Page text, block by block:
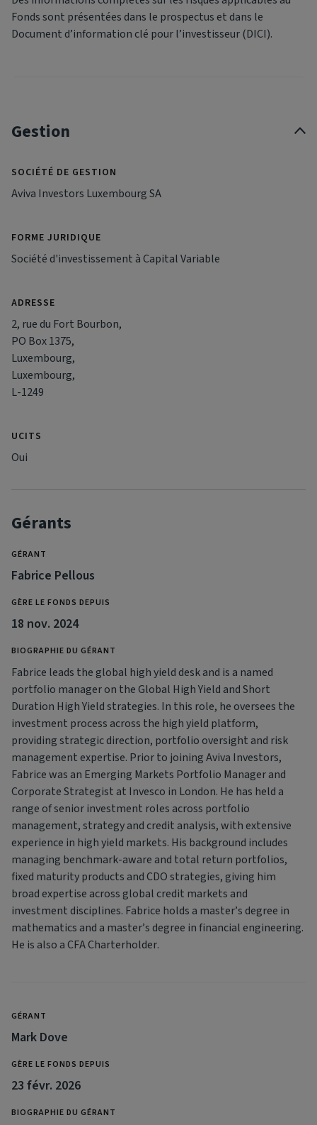
Fonds sont présentées dans le prospectus et dans le
Document d’information clé pour l’investisseur (DICI).
Gestion
SOCIÉTÉ DE GESTION
Aviva Investors Luxembourg SA
FORME JURIDIQUE
Société d'investissement à Capital Variable
ADRESSE
2, rue du Fort Bourbon,
PO Box 1375,
Luxembourg,
Luxembourg,
L-1249
UCITS
Oui
Gérants
GÉRANT
Fabrice Pellous
GÈRE LE FONDS DEPUIS
18 nov. 2024
BIOGRAPHIE DU GÉRANT
Fabrice leads the global high yield desk and is a named
portfolio manager on the Global High Yield and Short
Duration High Yield strategies. In this role, he oversees the
investment process across the high yield platform,
providing strategic direction, portfolio oversight and risk
management expertise. Prior to joining Aviva Investors,
Fabrice was an Emerging Markets Portfolio Manager and
Corporate Strategist at Invesco in London. He has held a
range of senior investment roles across portfolio
management, strategy and credit analysis, with extensive
experience in high yield markets. His background includes
managing benchmark-aware and total return portfolios,
fixed maturity products and CDO strategies, giving him
broad expertise across global credit markets and
investment disciplines. Fabrice holds a master’s degree in
mathematics and a master’s degree in financial engineering.
He is also a CFA Charterholder.
GÉRANT
Mark Dove
GÈRE LE FONDS DEPUIS
23 févr. 2026
BIOGRAPHIE DU GÉRANT